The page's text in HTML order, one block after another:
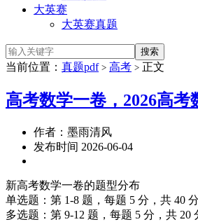
大英赛
大英赛真题
当前位置： 真题pdf > 高考 > 正文
高考数学一卷，2026高
作者：墨雨清风
发布时间 2026-06-04
新高考数学一卷的题型分布
单选题​​：第 1-8 题，每题 5 分，共 40
多选题​​：第 9-12 题，每题 5 分，共